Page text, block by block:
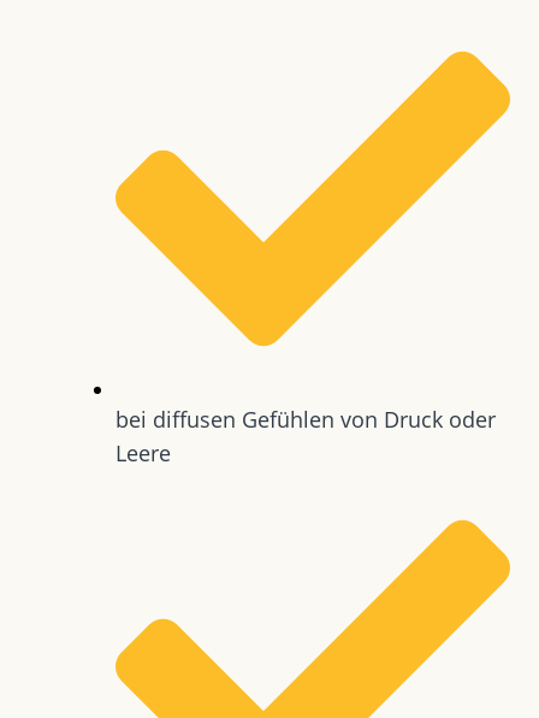
bei diffusen Gefühlen von Druck oder
Leere